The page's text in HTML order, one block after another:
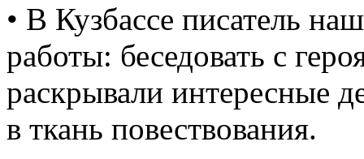
• В Кузбассе писатель
работы: беседовать с
раскрывали интересные
в ткань повествования.